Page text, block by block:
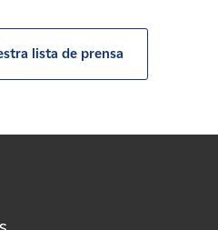
lista de prensa